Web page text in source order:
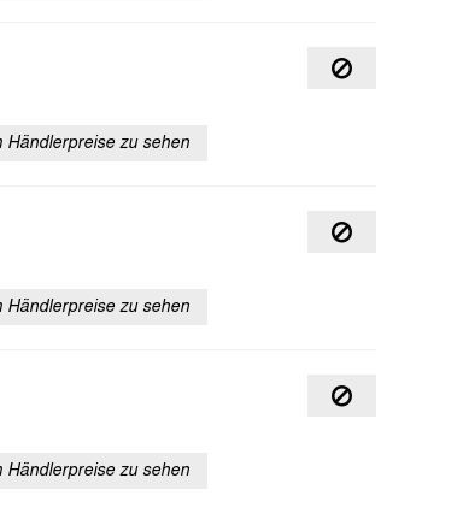
Händlerpreise zu sehen
Händlerpreise zu sehen
Händlerpreise zu sehen